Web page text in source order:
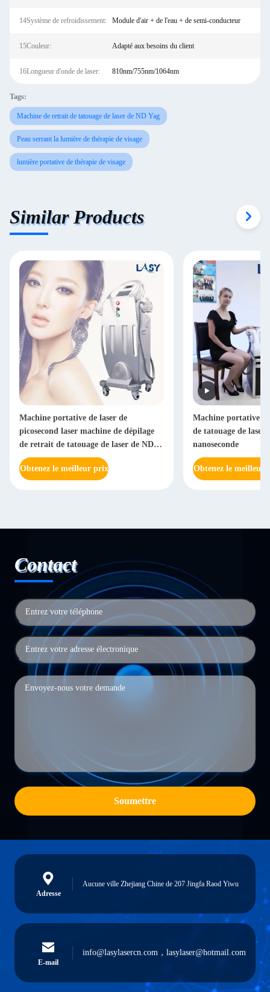
14Système de refroidissement: Module d'air + de l'eau + de semi-conducteur
15Couleur: Adapté aux besoins du client
16Longueur d'onde de laser: 810nm/755nm/1064nm
Tags:
Machine de retrait de tatouage de laser de ND Yag
Peau serrant la lumière de thérapie de visage
lumière portative de thérapie de visage
Similar Products
Machine portative de laser de
picosecond laser machine de dépilage
de retrait de tatouage de laser de ND
Yag de chargement initial de SHR
Obtenez le meilleur prix
Machine portative
de tatouage de laser
nanoseconde
Obtenez le meilleur
Contact
Soumettre
Adresse
Aucune ville Zhejiang Chine de 207 Jingfa Raod Yiwu
E-mail
info@lasylasercn.com，lasylaser@hotmail.com